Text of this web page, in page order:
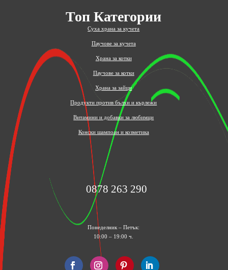
Топ Категории
Суха храна за кучета
Паучове за кучета
Храна за котки
Паучове за котки
Храна за зайци
Продукти против бълхи и кърлежи
Витамини и добавки за любимци
Конски шампоан и козметика
0878 263 290
Понеделник – Петък:
10:00 – 19:00 ч.